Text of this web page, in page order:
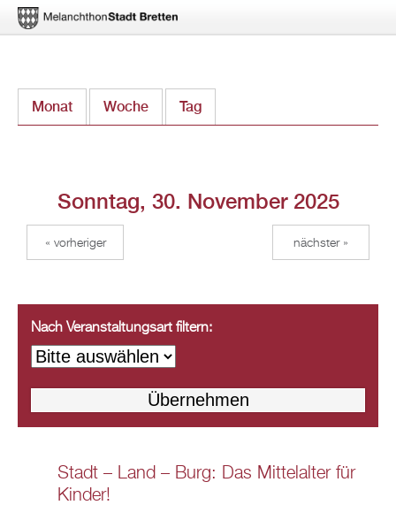
zum
Monat Woche Tag
Sonntag, 30. November 2025
« vorheriger nächster »
Nach Veranstaltungsart filtern:
Stadt – Land – Burg: Das Mittelalter für
Kinder!